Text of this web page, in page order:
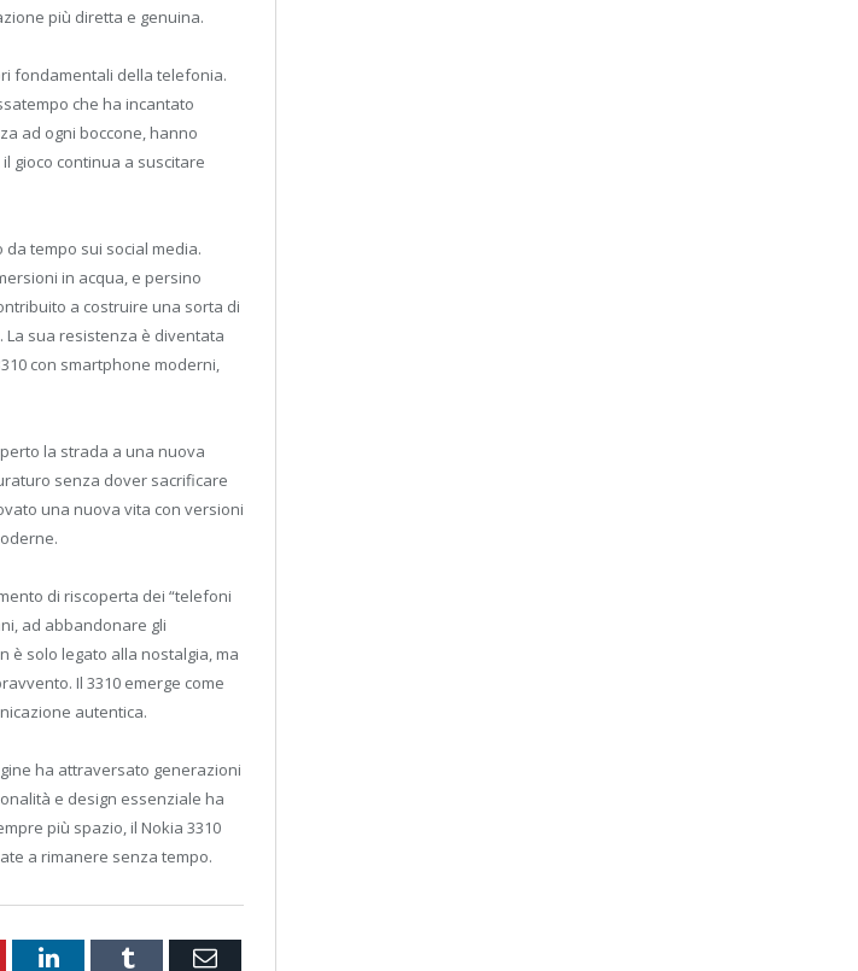
più diretta e genuina.
fondamentali della telefonia.
che ha incantato
ad ogni boccone, hanno
gioco continua a suscitare
tempo sui social media.
in acqua, e persino
a costruire una sorta di
sua resistenza è diventata
con smartphone moderni,
la strada a una nuova
senza dover sacrificare
una nuova vita con versioni
di riscoperta dei “telefoni
ad abbandonare gli
è solo legato alla nostalgia, ma
Il 3310 emerge come
autentica.
ha attraversato generazioni
e design essenziale ha
più spazio, il Nokia 3310
a rimanere senza tempo.
LinkedInTumblr Email